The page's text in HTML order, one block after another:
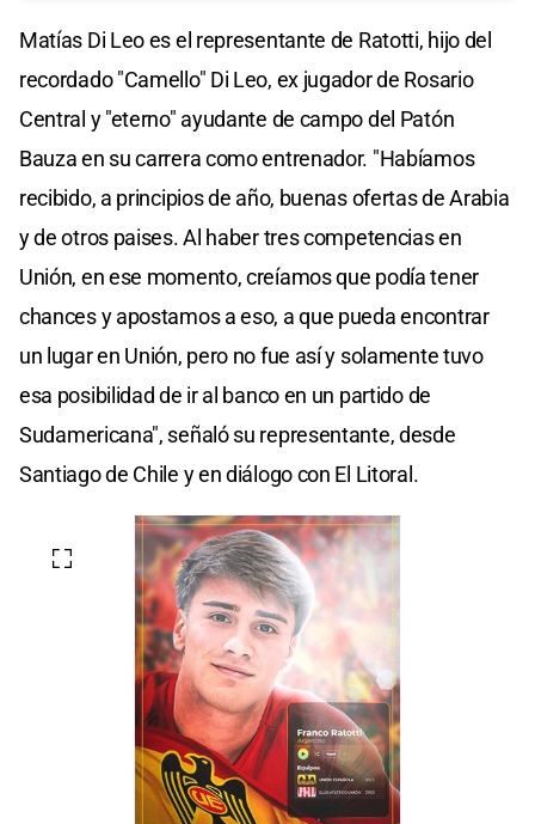
Matías Di Leo es el representante de Ratotti, hijo del
recordado "Camello" Di Leo, ex jugador de Rosario
Central y "eterno" ayudante de campo del Patón
Bauza en su carrera como entrenador. "Habíamos
recibido, a principios de año, buenas ofertas de Arabia
y de otros paises. Al haber tres competencias en
Unión, en ese momento, creíamos que podía tener
chances y apostamos a eso, a que pueda encontrar
un lugar en Unión, pero no fue así y solamente tuvo
esa posibilidad de ir al banco en un partido de
Sudamericana", señaló su representante, desde
Santiago de Chile y en diálogo con El Litoral.